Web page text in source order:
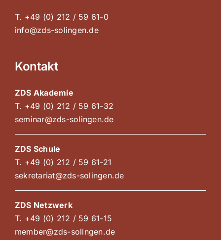
T. +49 (0) 212 / 59 61-0
info@zds-solingen.de
Kontakt
ZDS Akademie
T. +49 (0) 212 / 59 61-32
seminar@zds-solingen.de
ZDS Schule
T. +49 (0) 212 / 59 61-21
sekretariat@zds-solingen.de
ZDS Netzwerk
T. +49 (0) 212 / 59 61-15
member@zds-solingen.de